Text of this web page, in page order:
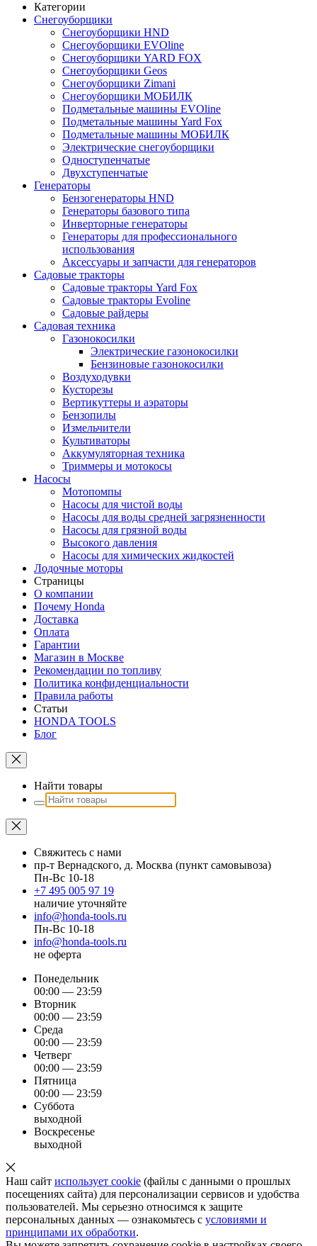
Категории
Снегоуборщики
Снегоуборщики HND
Снегоуборщики EVOline
Снегоуборщики YARD FOX
Снегоуборщики Geos
Снегоуборщики Zimani
Снегоуборщики МОБИЛК
Подметальные машины EVOline
Подметальные машины Yard Fox
Подметальные машины МОБИЛК
Электрические снегоуборщики
Одноступенчатые
Двухступенчатые
Генераторы
Бензогенераторы HND
Генераторы базового типа
Инверторные генераторы
Генераторы для профессионального
использования
Аксессуары и запчасти для генераторов
Садовые тракторы
Садовые тракторы Yard Fox
Садовые тракторы Evoline
Садовые райдеры
Садовая техника
Газонокосилки
Электрические газонокосилки
Бензиновые газонокосилки
Воздуходувки
Кусторезы
Вертикуттеры и аэраторы
Бензопилы
Измельчители
Культиваторы
Аккумуляторная техника
Триммеры и мотокосы
Насосы
Мотопомпы
Насосы для чистой воды
Насосы для воды средней загрязненности
Насосы для грязной воды
Высокого давления
Насосы для химических жидкостей
Лодочные моторы
Страницы
О компании
Почему Honda
Доставка
Оплата
Гарантии
Магазин в Москве
Рекомендации по топливу
Политика конфиденциальности
Правила работы
Статьи
HONDA TOOLS
Блог
Найти товары
Свяжитесь с нами
пр-т Вернадского, д. Москва (пункт самовывоза)
Пн-Вс 10-18
+7 495 005 97 19
наличие уточняйте
info@honda-tools.ru
Пн-Вс 10-18
info@honda-tools.ru
не оферта
Понедельник
00:00 — 23:59
Вторник
00:00 — 23:59
Среда
00:00 — 23:59
Четверг
00:00 — 23:59
Пятница
00:00 — 23:59
Суббота
выходной
Воскресенье
выходной
Наш сайт использует cookie (файлы с данными о прошлых
посещениях сайта) для персонализации сервисов и удобства
пользователей. Мы серьезно относимся к защите
персональных данных — ознакомьтесь с условиями и
принципами их обработки.